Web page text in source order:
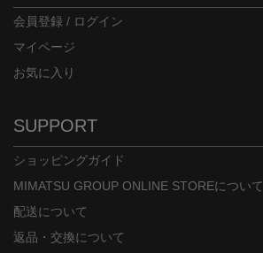
会員登録 / ログイン
マイページ
お気に入り
SUPPORT
ショッピングガイド
MIMATSU GROUP ONLINE STOREについて
配送について
返品・交換について